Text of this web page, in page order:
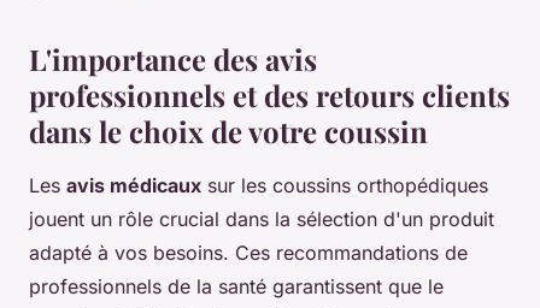
L'importance des avis
professionnels et des retours clients
dans le choix de votre coussin
Les avis médicaux sur les coussins orthopédiques
jouent un rôle crucial dans la sélection d'un produit
adapté à vos besoins. Ces recommandations de
professionnels de la santé garantissent que le